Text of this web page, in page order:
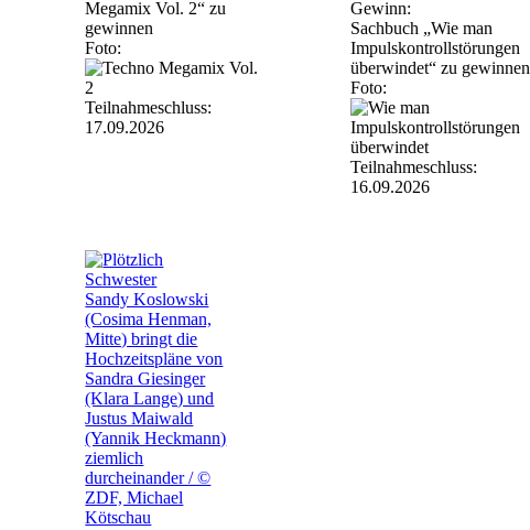
Megamix Vol. 2“ zu
gewinnen
Foto:
Teilnahmeschluss:
17.09.2026
Gewinn:
Sachbuch „Wie man
Impulskontrollstörungen
überwindet“ zu gewinnen
Foto:
Teilnahmeschluss:
16.09.2026
Sandy Koslowski
(Cosima Henman,
Mitte) bringt die
Hochzeitspläne von
Sandra Giesinger
(Klara Lange) und
Justus Maiwald
(Yannik Heckmann)
ziemlich
durcheinander / ©
ZDF, Michael
Kötschau